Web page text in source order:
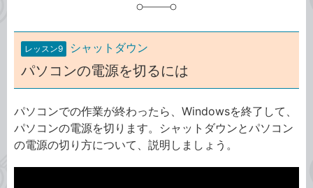
レッスン9 シャットダウン
パソコンの電源を切るには
パソコンでの作業が終わったら、Windowsを終了して、
パソコンの電源を切ります。シャットダウンとパソコン
の電源の切り方について、説明しましょう。